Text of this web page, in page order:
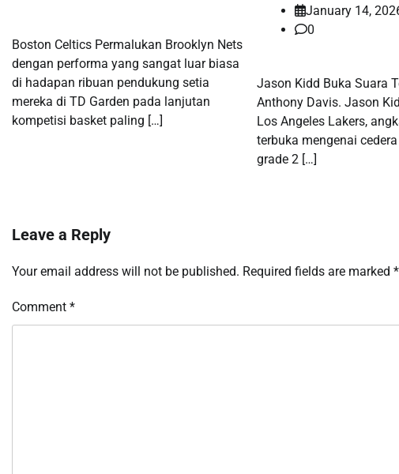
Boston Celtics Permalukan Brooklyn Nets
dengan performa yang sangat luar biasa
di hadapan ribuan pendukung setia
mereka di TD Garden pada lanjutan
kompetisi basket paling […]
January 14,
0
Jason Kidd Buka Suara
Anthony Davis. Jason
Los Angeles Lakers,
terbuka mengenai
grade 2 […]
Leave a Reply
Your email address will not be published. Required fields are marked *
Comment *